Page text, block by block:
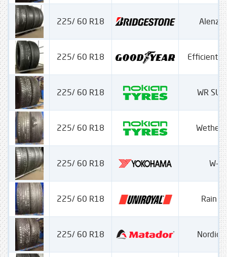
225/ 60 R18 Alenza
225/ 60 R18 Efficient
225/ 60 R18 WR
225/ 60 R18 Wether
225/ 60 R18 W-
225/ 60 R18 Rain
225/ 60 R18 Nordica